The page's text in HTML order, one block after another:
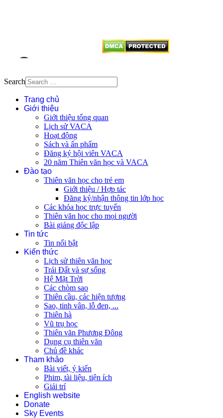
Search
Trang chủ
Giới thiệu
Giới thiệu tổng quan
Lịch sử VACA
Hoạt động
Sách và ấn phẩm
Đăng ký hội viên VACA
20 năm Thiên văn học và VACA
Đào tạo
Thiên văn học cho trẻ em
Giới thiệu / Hợp tác
Đăng ký/nhận thông tin lớp học
Các khóa học trực tuyến
Thiên văn học cho mọi người
Bài giảng độc lập
Tin tức
Tin nổi bật
Kiến thức
Lịch sử thiên văn học
Trái Đất và sự sống
Hệ Mặt Trời
Các chòm sao
Thiên cầu, các hiện tượng
Sao, tinh vân, lỗ đen, ...
Thiên hà
Vũ trụ học
Thiên văn Phương Đông
Dụng cụ thiên văn
Chủ đề khác
Tham khảo
Bài viết, ý kiến
Phim, tài liệu, tiện ích
Giải trí
English website
Donate
Sky Events